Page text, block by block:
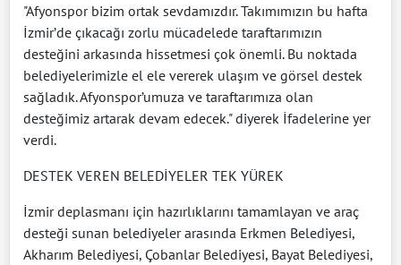
"Afyonspor bizim ortak sevdamızdır. Takımımızın bu hafta
İzmir’de çıkacağı zorlu mücadelede taraftarımızın
desteğini arkasında hissetmesi çok önemli. Bu noktada
belediyelerimizle el ele vererek ulaşım ve görsel destek
sağladık. Afyonspor’umuza ve taraftarımıza olan
desteğimiz artarak devam edecek." diyerek İfadelerine yer
verdi.
DESTEK VEREN BELEDİYELER TEK YÜREK
İzmir deplasmanı için hazırlıklarını tamamlayan ve araç
desteği sunan belediyeler arasında Erkmen Belediyesi,
Akharım Belediyesi, Çobanlar Belediyesi, Bayat Belediyesi,